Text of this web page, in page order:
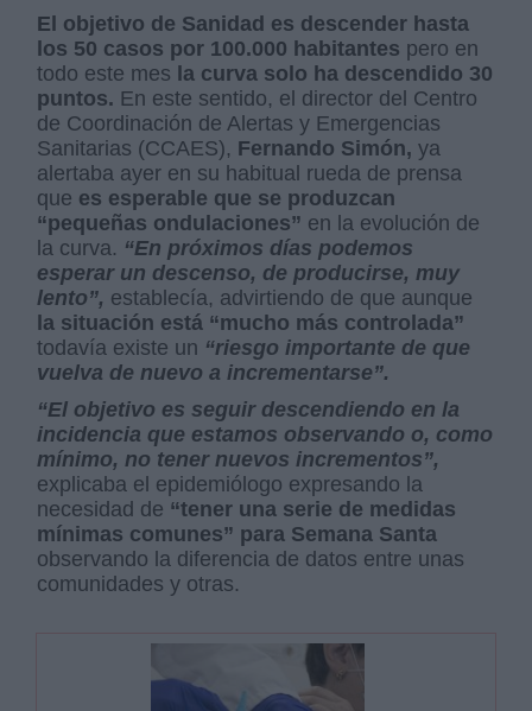
El objetivo de Sanidad es descender hasta
los 50 casos por 100.000 habitantes pero en
todo este mes la curva solo ha descendido 30
puntos. En este sentido, el director del Centro
de Coordinación de Alertas y Emergencias
Sanitarias (CCAES), Fernando Simón, ya
alertaba ayer en su habitual rueda de prensa
que es esperable que se produzcan
“pequeñas ondulaciones” en la evolución de
la curva. “En próximos días podemos
esperar un descenso, de producirse, muy
lento”, establecía, advirtiendo de que aunque
la situación está “mucho más controlada”
todavía existe un “riesgo importante de que
vuelva de nuevo a incrementarse”.
“El objetivo es seguir descendiendo en la
incidencia que estamos observando o, como
mínimo, no tener nuevos incrementos”,
explicaba el epidemiólogo expresando la
necesidad de “tener una serie de medidas
mínimas comunes” para Semana Santa
observando la diferencia de datos entre unas
comunidades y otras.